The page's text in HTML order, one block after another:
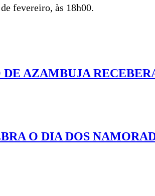
fevereiro, às 18h00.
AZAMBUJA
O DIA DOS